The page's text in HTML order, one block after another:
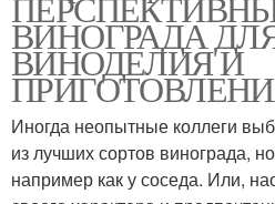
ВИНОГРАДА
ВИНОДЕЛИЯ И
Иногда неопытные коллеги
из лучших сортов винограда,
например как у соседа. Или,